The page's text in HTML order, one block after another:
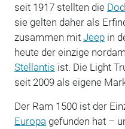
seit 1917 stellten die
sie gelten daher als
zusammen mit Jeepin
heute der einzige
Stellantis ist. Die Light
seit 2009 als eigene
Der Ram 1500 ist der
Europa gefunden hat –